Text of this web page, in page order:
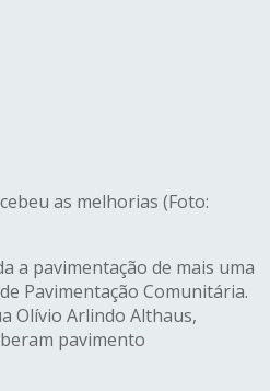
as melhorias (Foto:
a pavimentação de mais uma
Pavimentação Comunitária.
Olívio Arlindo Althaus,
pavimento